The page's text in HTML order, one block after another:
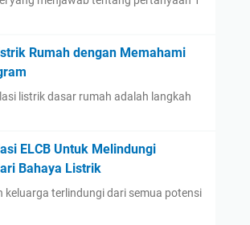
Rumah dengan Memahami
listrik dasar rumah adalah langkah
ELCB Untuk Melindungi
Bahaya Listrik
keluarga terlindungi dari semua potensi